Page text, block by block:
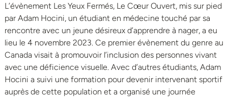
L’évènement Les Yeux Fermés, Le Cœur Ouvert, mis sur pied
par Adam Hocini, un étudiant en médecine touché par sa
rencontre avec un jeune désireux d’apprendre à nager, a eu
lieu le 4 novembre 2023. Ce premier évènement du genre au
Canada visait à promouvoir l’inclusion des personnes vivant
avec une déficience visuelle. Avec d’autres étudiants, Adam
Hocini a suivi une formation pour devenir intervenant sportif
auprès de cette population et a organisé une journée